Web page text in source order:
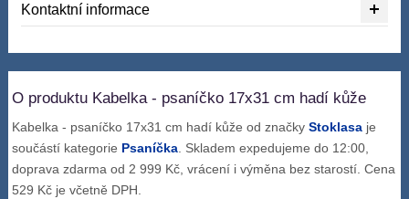
Kontaktní informace
O produktu Kabelka - psaníčko 17x31 cm hadí kůže
Kabelka - psaníčko 17x31 cm hadí kůže od značkyStoklasa je
součástí kategorie Psaníčka. Skladem expedujeme do 12:00,
doprava zdarma od 2 999 Kč, vrácení i výměna bez starostí. Cena
529 Kč je včetně DPH.